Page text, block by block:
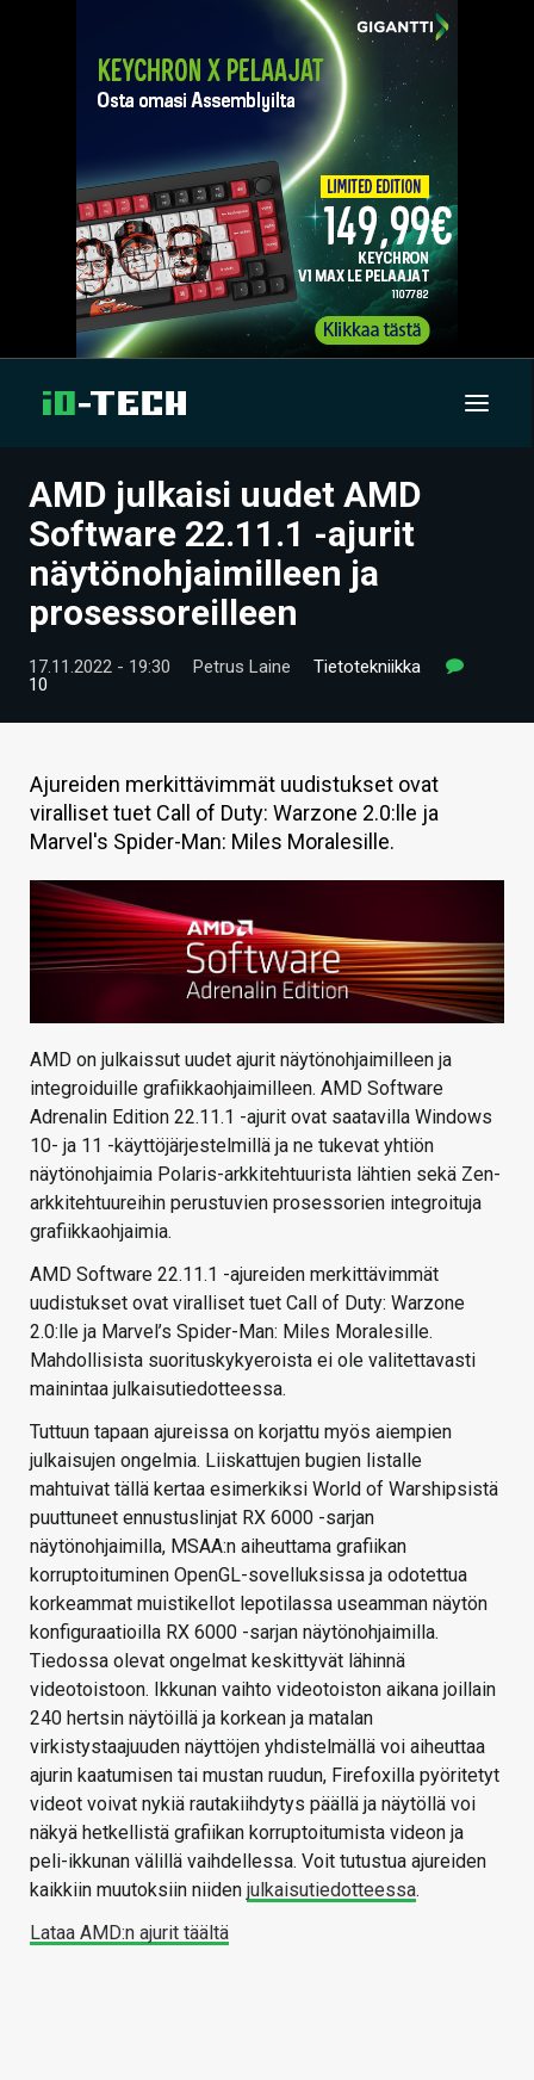
UUTISET
ARTIKKELIT
VIDEOT
TECHBBS
KAUPPA
AMD julkaisi uudet AMD
Software 22.11.1 -ajurit
näytönohjaimilleen ja
prosessoreilleen
17.11.2022 - 19:30 Petrus Laine
Tietotekniikka
10
Ajureiden merkittävimmät uudistukset ovat
viralliset tuet Call of Duty: Warzone 2.0:lle ja
Marvel's Spider-Man: Miles Moralesille.
AMD on julkaissut uudet ajurit näytönohjaimilleen ja
integroiduille grafiikkaohjaimilleen. AMD Software
Adrenalin Edition 22.11.1 -ajurit ovat saatavilla Windows
10- ja 11 -käyttöjärjestelmillä ja ne tukevat yhtiön
näytönohjaimia Polaris-arkkitehtuurista lähtien sekä Zen-
arkkitehtuureihin perustuvien prosessorien integroituja
grafiikkaohjaimia.
AMD Software 22.11.1 -ajureiden merkittävimmät
uudistukset ovat viralliset tuet Call of Duty: Warzone
2.0:lle ja Marvel’s Spider-Man: Miles Moralesille.
Mahdollisista suorituskykyeroista ei ole valitettavasti
mainintaa julkaisutiedotteessa.
Tuttuun tapaan ajureissa on korjattu myös aiempien
julkaisujen ongelmia. Liiskattujen bugien listalle
mahtuivat tällä kertaa esimerkiksi World of Warshipsistä
puuttuneet ennustuslinjat RX 6000 -sarjan
näytönohjaimilla, MSAA:n aiheuttama grafiikan
korruptoituminen OpenGL-sovelluksissa ja odotettua
korkeammat muistikellot lepotilassa useamman näytön
konfiguraatioilla RX 6000 -sarjan näytönohjaimilla.
Tiedossa olevat ongelmat keskittyvät lähinnä
videotoistoon. Ikkunan vaihto videotoiston aikana joillain
240 hertsin näytöillä ja korkean ja matalan
virkistystaajuuden näyttöjen yhdistelmällä voi aiheuttaa
ajurin kaatumisen tai mustan ruudun, Firefoxilla pyöritetyt
videot voivat nykiä rautakiihdytys päällä ja näytöllä voi
näkyä hetkellistä grafiikan korruptoitumista videon ja
peli-ikkunan välillä vaihdellessa. Voit tutustua ajureiden
kaikkiin muutoksiin niiden julkaisutiedotteessa.
Lataa AMD:n ajurit täältä